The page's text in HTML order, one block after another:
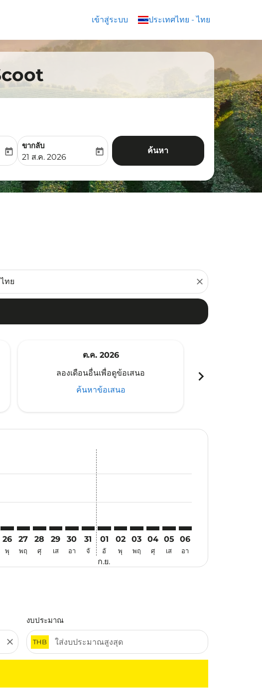
เข้าสู่ระบบ ประเทศไทย - ไทย
keyboard_arrow_down
date-aria-label
today
ขากลับ
fc-booking-return-date-aria-label
21 ส.ค. 2026
today ค้นหา
close
ต.ค. 2026
ลองเดือนอื่นเพื่อดูข้อเสนอ
ค้นหาข้อเสนอ
chevron_right
disclaimer. ค้นหาข้อเสนอ
offers-disclaimer. ค้นหาข้อเสนอ
view-offers-disclaimer. ค้นหาข้อเสนอ
cmp-view-offers-disclaimer. ค้นหาข้อเสนอ
cmp-view-offers-disclaimer. ค้นหาข้อเสนอ
HKG–CEI: cmp-view-offers-disclaimer. ค้นหาข้อเสนอ
26
พุ
HKG–CEI: cmp-view-offers-disclaimer. ค้นหาข้อเสนอ
27
พฤ
HKG–CEI: cmp-view-offers-disclaimer. ค้นหาข้อเสนอ
28
ศุ
HKG–CEI: cmp-view-offers-disclaimer. ค้นหาข้อเสนอ
29
เส
HKG–CEI: cmp-view-offers-disclaimer. ค้นหาข้อเสนอ
30
อา
HKG–CEI: cmp-view-offers-disclaimer. ค้นหาข้อเ
31
จั
01
อั
ก.ย.
02
พุ
03
พฤ
04
ศุ
05
เส
06
อา
close
งบประมาณ
THB